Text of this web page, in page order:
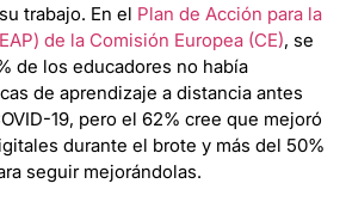
trabajo. En el Plan de Acción para la
de la Comisión Europea (CE), se
de los educadores no había
de aprendizaje a distancia antes
19, pero el 62% cree que mejoró
durante el brote y más del 50%
seguir mejorándolas.